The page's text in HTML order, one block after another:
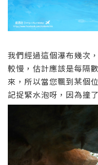
我們經過這個瀑布幾次
較慢，估計應該是每隔
來，所以當您飄到某個
記捉緊水泡呀，因為撞